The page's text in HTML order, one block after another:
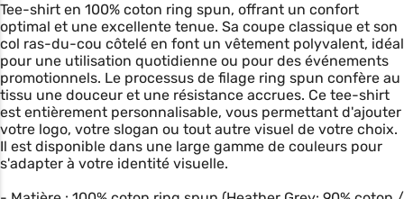
Tee-shirt en 100% coton ring spun, offrant un confort
optimal et une excellente tenue. Sa coupe classique et son
col ras-du-cou côtelé en font un vêtement polyvalent, idéal
pour une utilisation quotidienne ou pour des événements
promotionnels. Le processus de filage ring spun confère au
tissu une douceur et une résistance accrues. Ce tee-shirt
est entièrement personnalisable, vous permettant d'ajouter
votre logo, votre slogan ou tout autre visuel de votre choix.
Il est disponible dans une large gamme de couleurs pour
s'adapter à votre identité visuelle.